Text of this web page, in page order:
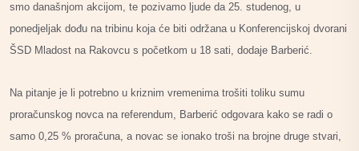
smo današnjom akcijom, te pozivamo ljude da 25. studenog, u
ponedjeljak dođu na tribinu koja će biti održana u Konferencijskoj dvorani
ŠSD Mladost na Rakovcu s početkom u 18 sati, dodaje Barberić.
Na pitanje je li potrebno u kriznim vremenima trošiti toliku sumu
proračunskog novca na referendum, Barberić odgovara kako se radi o
samo 0,25 % proračuna, a novac se ionako troši na brojne druge stvari,